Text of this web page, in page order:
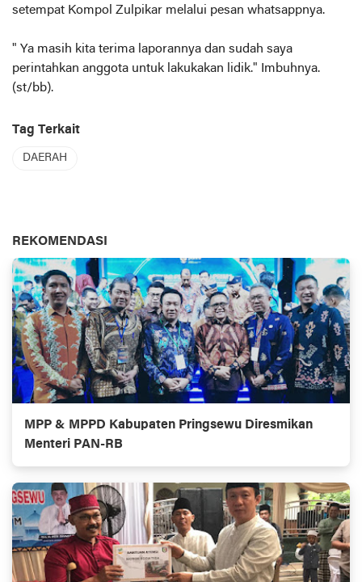
setempat Kompol Zulpikar melalui pesan whatsappnya.
" Ya masih kita terima laporannya dan sudah saya
perintahkan anggota untuk lakukakan lidik." Imbuhnya.
(st/bb).
Tag Terkait
DAERAH
REKOMENDASI
MPP & MPPD Kabupaten Pringsewu Diresmikan
Menteri PAN-RB